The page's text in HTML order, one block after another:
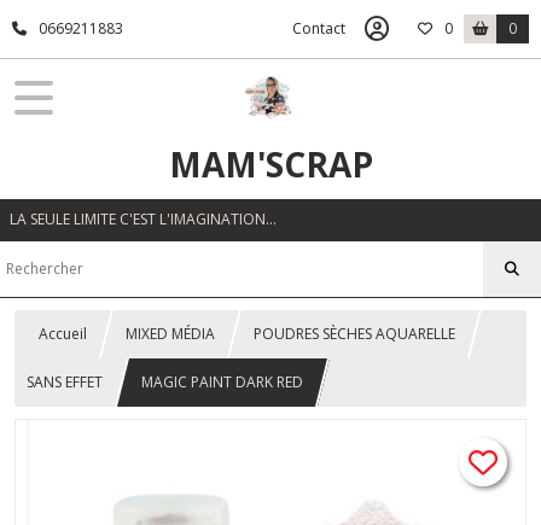
0669211883 Contact 0 0
MAM'SCRAP
LA SEULE LIMITE C'EST L'IMAGINATION…
Accueil MIXED MÉDIA POUDRES SÈCHES AQUARELLE
SANS EFFET MAGIC PAINT DARK RED